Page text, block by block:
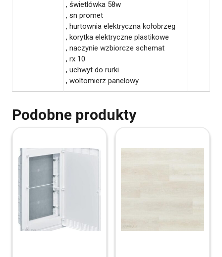
, świetlówka 58w
, sn promet
, hurtownia elektryczna kołobrzeg
, korytka elektryczne plastikowe
, naczynie wzbiorcze schemat
, rx 10
, uchwyt do rurki
, woltomierz panelowy
Podobne produkty